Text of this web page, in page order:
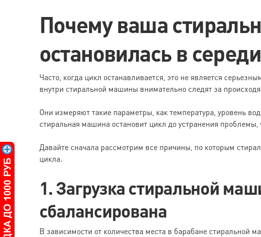
Почему ваша
остановилась в
Часто, когда цикл останавливается, это не является
внутри стиральной машины внимательно следят за
Они измеряют такие параметры, как температура, уровень
стиральная машина остановит цикл до устранения
Давайте сначала рассмотрим все причины, по которым
цикла.
1. Загрузка стиральной
сбалансирована
В зависимости от количества места в барабане стиральной